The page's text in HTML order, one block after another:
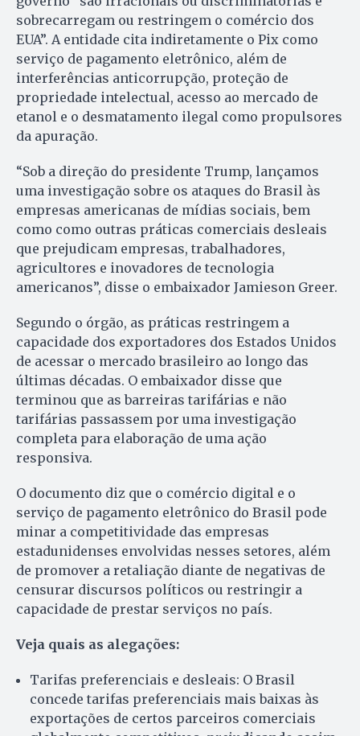
sobrecarregam ou restringem o comércio dos
EUA”. A entidade cita indiretamente o Pix como
serviço de pagamento eletrônico, além de
interferências anticorrupção, proteção de
propriedade intelectual, acesso ao mercado de
etanol e o desmatamento ilegal como propulsores
da apuração.
“Sob a direção do presidente Trump, lançamos
uma investigação sobre os ataques do Brasil às
empresas americanas de mídias sociais, bem
como como outras práticas comerciais desleais
que prejudicam empresas, trabalhadores,
agricultores e inovadores de tecnologia
americanos”, disse o embaixador Jamieson Greer.
Segundo o órgão, as práticas restringem a
capacidade dos exportadores dos Estados Unidos
de acessar o mercado brasileiro ao longo das
últimas décadas. O embaixador disse que
terminou que as barreiras tarifárias e não
tarifárias passassem por uma investigação
completa para elaboração de uma ação
responsiva.
O documento diz que o comércio digital e o
serviço de pagamento eletrônico do Brasil pode
minar a competitividade das empresas
estadunidenses envolvidas nesses setores, além
de promover a retaliação diante de negativas de
censurar discursos políticos ou restringir a
capacidade de prestar serviços no país.
Veja quais as alegações:
Tarifas preferenciais e desleais: O Brasil
concede tarifas preferenciais mais baixas às
exportações de certos parceiros comerciais